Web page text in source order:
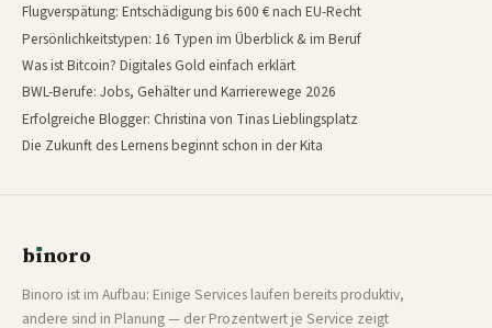
Flugverspätung: Entschädigung bis 600 € nach EU-Recht
Persönlichkeitstypen: 16 Typen im Überblick & im Beruf
Was ist Bitcoin? Digitales Gold einfach erklärt
BWL-Berufe: Jobs, Gehälter und Karrierewege 2026
Erfolgreiche Blogger: Christina von Tinas Lieblingsplatz
Die Zukunft des Lernens beginnt schon in der Kita
bınoro
Binoro ist im Aufbau: Einige Services laufen bereits produktiv,
andere sind in Planung — der Prozentwert je Service zeigt